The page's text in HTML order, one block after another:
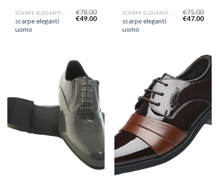
scarpe eleganti
uomo
€78.00
€49.00
scarpe eleganti
uomo
€75.00
€47.00